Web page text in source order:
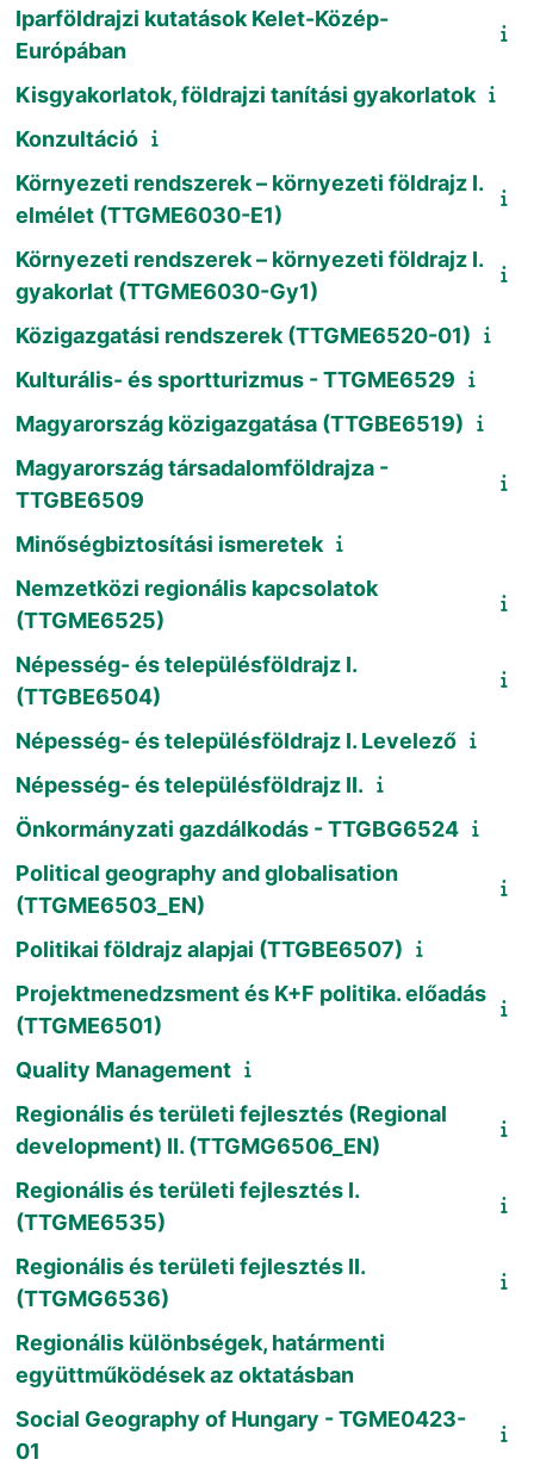
Iparföldrajzi kutatások Kelet-Közép-
Európában
Kisgyakorlatok, földrajzi tanítási gyakorlatok
Konzultáció
Környezeti rendszerek – környezeti földrajz I.
elmélet (TTGME6030-E1)
Környezeti rendszerek – környezeti földrajz I.
gyakorlat (TTGME6030-Gy1)
Közigazgatási rendszerek (TTGME6520-01)
Kulturális- és sportturizmus - TTGME6529
Magyarország közigazgatása (TTGBE6519)
Magyarország társadalomföldrajza -
TTGBE6509
Minőségbiztosítási ismeretek
Nemzetközi regionális kapcsolatok
(TTGME6525)
Népesség- és településföldrajz I.
(TTGBE6504)
Népesség- és településföldrajz I. Levelező
Népesség- és településföldrajz II.
Önkormányzati gazdálkodás - TTGBG6524
Political geography and globalisation
(TTGME6503_EN)
Politikai földrajz alapjai (TTGBE6507)
Projektmenedzsment és K+F politika. előadás
(TTGME6501)
Quality Management
Regionális és területi fejlesztés (Regional
development) II. (TTGMG6506_EN)
Regionális és területi fejlesztés I.
(TTGME6535)
Regionális és területi fejlesztés II.
(TTGMG6536)
Regionális különbségek, határmenti
együttműködések az oktatásban
Social Geography of Hungary - TGME0423-
01